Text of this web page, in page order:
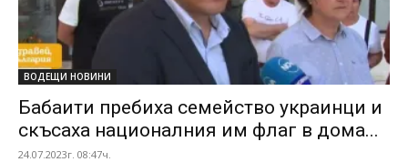
ВОДЕЩИ НОВИНИ
Бабаити пребиха семейство украинци и
скъсаха националния им флаг в дома...
24.07.2023г. 08:47ч.